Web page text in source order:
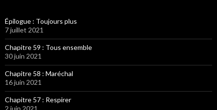
Épilogue : Toujours plus
7 juillet 2021
Chapitre 59 : Tous ensemble
30 juin 2021
Chapitre 58 : Maréchal
16 juin 2021
Chapitre 57 : Respirer
2 juin 2021